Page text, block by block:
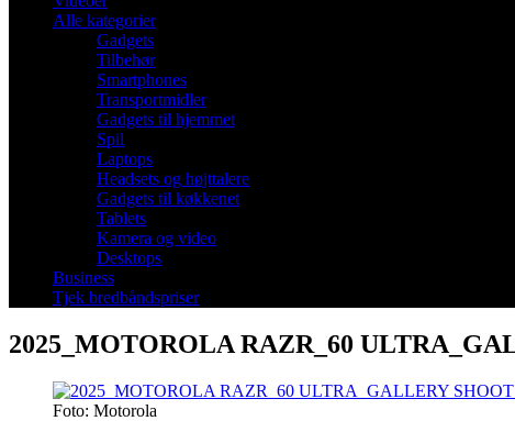
Alle kategorier
Gadgets
Tilbehør
Smartphones
Transportmidler
Gadgets til hjemmet
Spil
Laptops
Headsets og højttalere
Gadgets til køkkenet
Tablets
Kamera og video
Desktops
Business
Tjek bredbåndspriser
2025_MOTOROLA RAZR_60
Foto: Motorola